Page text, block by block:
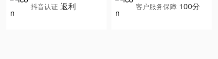
抖音认证 返利 客户服务保障 100分